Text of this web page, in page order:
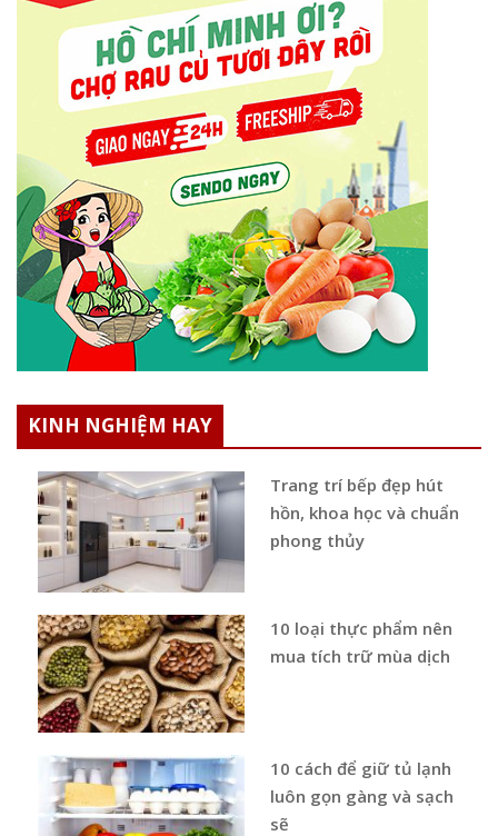
KINH NGHIỆM HAY
Trang trí bếp đẹp hút
hồn, khoa học và chuẩn
phong thủy
10 loại thực phẩm nên
mua tích trữ mùa dịch
10 cách để giữ tủ lạnh
luôn gọn gàng và sạch
sẽ